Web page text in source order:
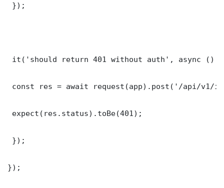
});
it('should return 401 without auth', async ()
const res = await request(app).post('/api/v1/
expect(res.status).toBe(401);
});
});